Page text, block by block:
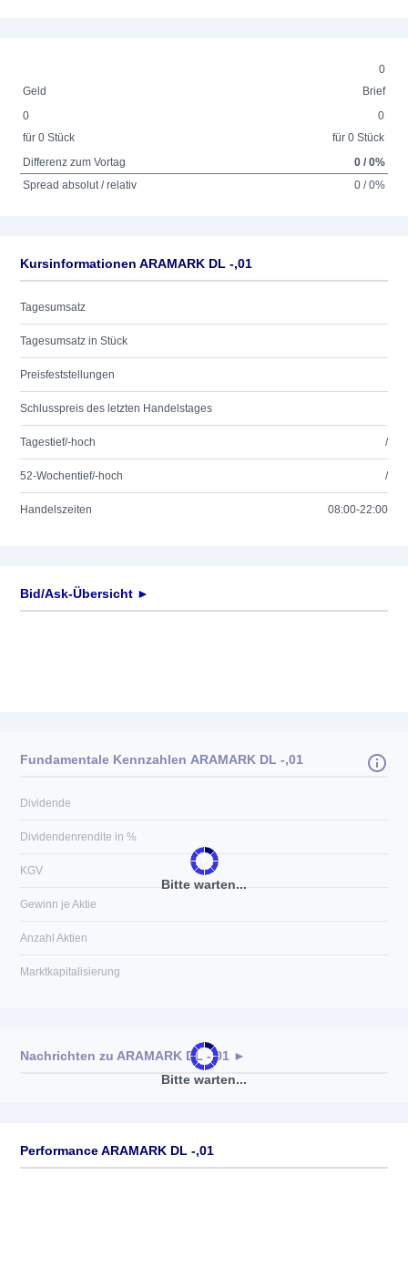
0
Geld
Brief
0
für 0 Stück
0
für 0 Stück
Differenz zum Vortag
0 / 0%
Spread absolut / relativ
0 / 0%
Kursinformationen ARAMARK DL -,01
Tagesumsatz
Tagesumsatz in Stück
Preisfeststellungen
Schlusspreis des letzten Handelstages
Tagestief/-hoch /
52-Wochentief/-hoch /
Handelszeiten 08:00-22:00
Bid/Ask-Übersicht ►
Bitte warten...
Fundamentale Kennzahlen ARAMARK DL -,01
Dividende
Dividendenrendite in %
KGV
Gewinn je Aktie
Anzahl Aktien
Marktkapitalisierung
Bitte warten...
Nachrichten zu ARAMARK DL -,01 ►
Performance ARAMARK DL -,01